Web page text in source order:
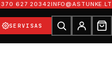
627 20342INFO@ASTUNKE.LT
SERVISAS